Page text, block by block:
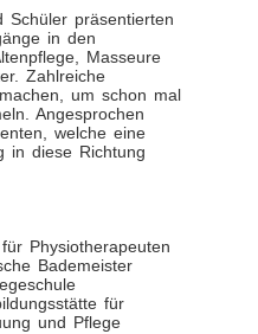
Schüler präsentierten
in den
Masseure
Zahlreiche
um schon mal
Angesprochen
welche eine
in diese Richtung
Physiotherapeuten
Bademeister
für
und Pflege